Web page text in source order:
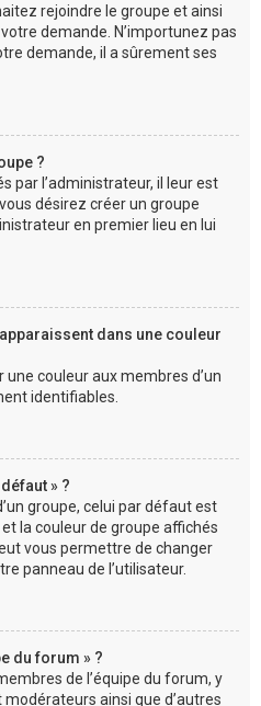
rejoindre le groupe et ainsi
demande. N’importunez pas
demande, il a sûrement ses
?
par l’administrateur, il leur est
désirez créer un groupe
en premier lieu en lui
dans une couleur
une couleur aux membres d’un
identifiables.
» ?
groupe, celui par défaut est
la couleur de groupe affichés
vous permettre de changer
panneau de l’utilisateur.
du forum » ?
de l’équipe du forum, y
ainsi que d’autres